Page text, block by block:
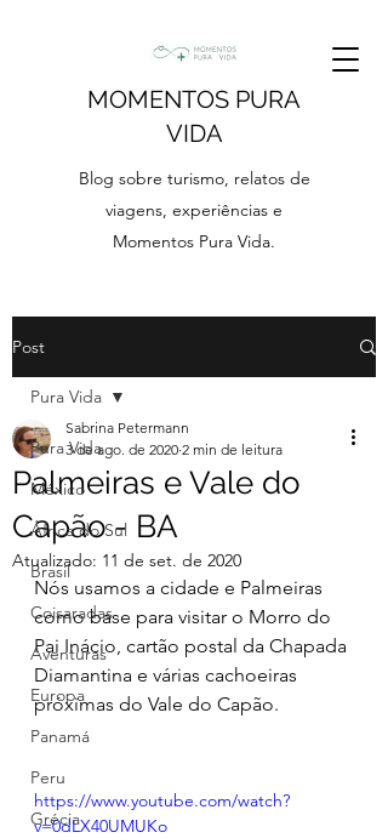
MOMENTOS PURA
VIDA
Blog sobre turismo, relatos de
viagens, experiências e
Momentos Pura Vida.
Post
Pura Vida
México
África do Sul
Brasil
Coisaradas
Aventuras
Europa
Panamá
Peru
Grécia
Pura Vida
Palmeiras e Vale do
Capão - BA
Sabrina Petermann
3 de ago. de 2020 2 min de leitura
Atualizado: 11 de set. de 2020
Nós usamos a cidade e Palmeiras
como base para visitar o Morro do
Pai Inácio, cartão postal da Chapada
Diamantina e várias cachoeiras
próximas do Vale do Capão.
https://www.youtube.com/watch?
v=0dLX40UMUKo